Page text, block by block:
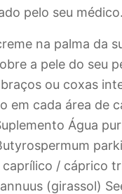
pelo seu médico.
na palma da
a pele do seu
ou coxas
em cada área de
Água
caprílico / cáprico
(girassol)